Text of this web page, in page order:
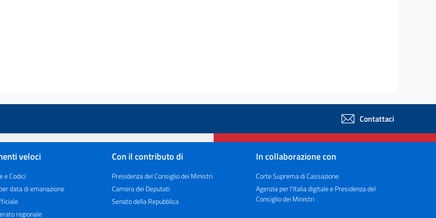
Contattaci
veloci
e Codici
data di emanazione
regionale
Con il contributo di
Presidenza del Consiglio dei Ministri
Camera dei Deputati
Senato della Repubblica
In collaborazione con
Corte Suprema di Cassazione
Agenzia per l’Italia digitale e Presidenza del
Consiglio dei Ministri